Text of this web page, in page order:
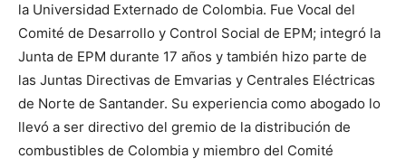
la Universidad Externado de Colombia. Fue Vocal del
Comité de Desarrollo y Control Social de EPM; integró la
Junta de EPM durante 17 años y también hizo parte de
las Juntas Directivas de Emvarias y Centrales Eléctricas
de Norte de Santander. Su experiencia como abogado lo
llevó a ser directivo del gremio de la distribución de
combustibles de Colombia y miembro del Comité